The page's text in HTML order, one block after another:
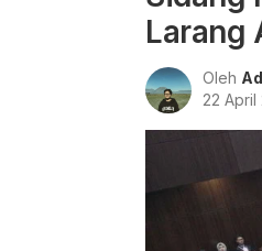
Larang
Oleh
22 April